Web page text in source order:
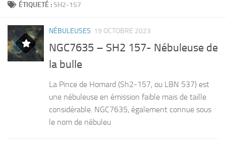
ÉTIQUETÉ :SH2-157
NÉBULEUSES 19 OCTOBRE 2023
NGC7635 – SH2 157- Nébuleuse de
la bulle
La Pince de Homard (Sh2-157, ou LBN 537) est
une nébuleuse en émission faible mais de taille
considérable. NGC7635, également connue sous
le nom de nébuleu